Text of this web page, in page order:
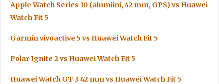
Apple Watch Series 10 (alumiini, 42 mm, GPS) vs Huawei
Watch Fit 5
Garmin vívoactive 5 vs Huawei Watch Fit 5
Polar Ignite 2 vs Huawei Watch Fit 5
Huawei Watch GT 3 42 mm vs Huawei Watch Fit 5